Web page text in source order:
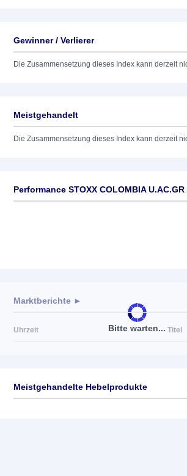
Gewinner / Verlierer
Die Zusammensetzung dieses Index kann derzeit
Meistgehandelt
Die Zusammensetzung dieses Index kann derzeit
Performance STOXX COLOMBIA U.AC.GR
Bitte warten...
Marktberichte ►
Uhrzeit Titel
Meistgehandelte Hebelprodukte